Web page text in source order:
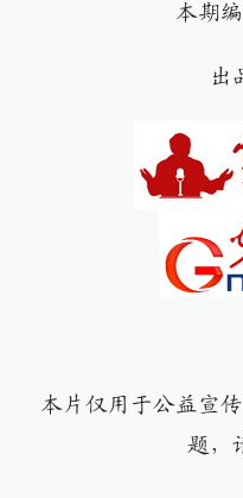
本期
出
本片仅用于公益宣
题，